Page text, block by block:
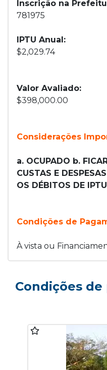
Inscrição na
781975
IPTU Anual:
$2,029.74
Valor Avaliado:
$398,000.00
Considerações
a. OCUPADO b.
CUSTAS E
OS DÉBITOS DE
Condições de
À vista ou
Condições